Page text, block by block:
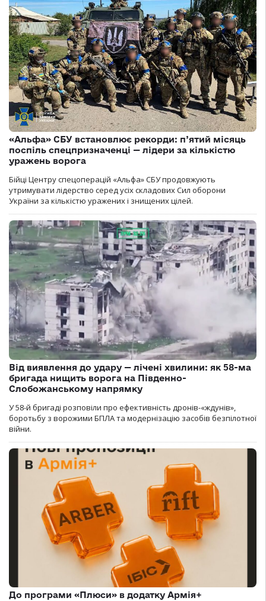
«Альфа» СБУ встановлює рекорди: п’ятий місяць
поспіль спецпризначенці — лідери за кількістю
уражень ворога
Бійці Центру спецоперацій «Альфа» СБУ продовжують
утримувати лідерство серед усіх складових Сил оборони
України за кількістю уражених і знищених цілей.
Від виявлення до удару — лічені хвилини: як 58-ма
бригада нищить ворога на Південно-
Слобожанському напрямку
У 58-й бригаді розповіли про ефективність дронів-«ждунів»,
боротьбу з ворожими БПЛА та модернізацію засобів безпілотної
війни.
До програми «Плюси» в додатку Армія+